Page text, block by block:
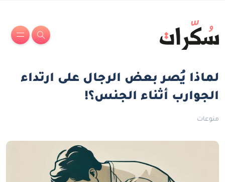
لماذا يُصر بعض الرجال على ارتداء
الجوارب أثناء الجنس؟!
منوعات